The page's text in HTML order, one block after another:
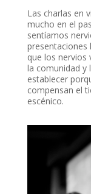
Las charlas en
mucho en el
sentíamos
presentaciones
que los nervios
la comunidad y
establecer
compensan el
escénico.